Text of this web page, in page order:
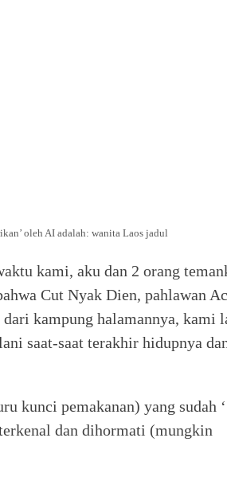
oleh AI adalah: wanita Laos jadul
kami, aku dan 2 orang
Cut Nyak Dien, pahlawan
kampung halamannya, kami
saat-saat terakhir hidupnya
kunci pemakanan) yang sudah
dan dihormati (mungkin